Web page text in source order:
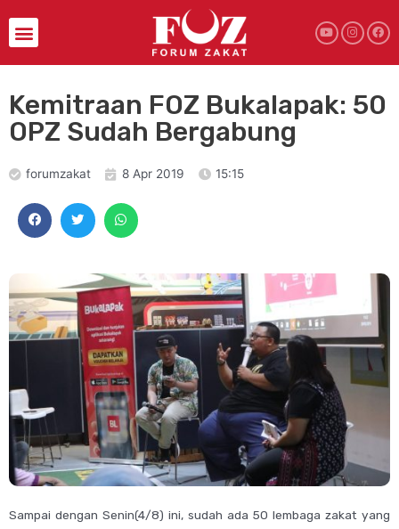
Kemitraan FOZ Bukalapak: 50
OPZ Sudah Bergabung
forumzakat 8 Apr 2019 15:15
Sampai dengan Senin(4/8) ini, sudah ada 50 lembaga zakat yang